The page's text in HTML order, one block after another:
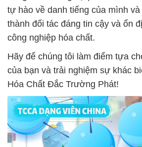
tự hào về danh tiếng của mình
thành đối tác đáng tin cậy và ổn
công nghiệp hóa chất.
Hãy để chúng tôi làm điểm tựa
của bạn và trải nghiệm sự khác
Hóa Chất Đắc Trường Phát!